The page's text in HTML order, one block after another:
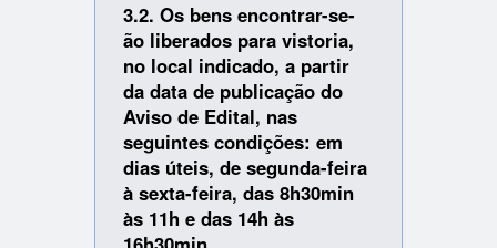
3.2. Os bens encontrar-se-
ão liberados para vistoria,
no local indicado, a partir
da data de publicação do
Aviso de Edital, nas
seguintes condições: em
dias úteis, de segunda-feira
à sexta-feira, das 8h30min
às 11h e das 14h às